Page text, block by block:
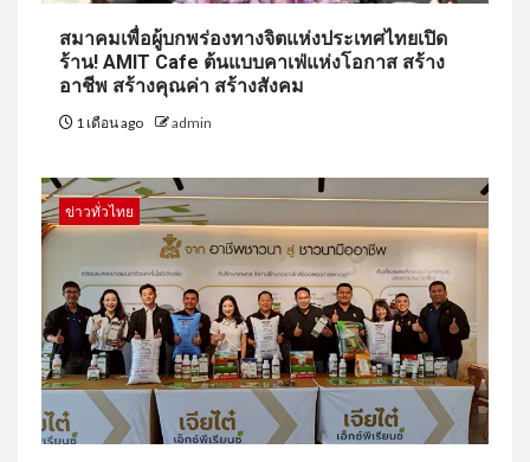
สมาคมเพื่อผู้บกพร่องทางจิตแห่งประเทศไทยเปิด
ร้าน! AMIT Cafe ต้นแบบคาเฟ่แห่งโอกาส สร้าง
อาชีพ สร้างคุณค่า สร้างสังคม
1 เดือน ago admin
ข่าวทั่วไทย